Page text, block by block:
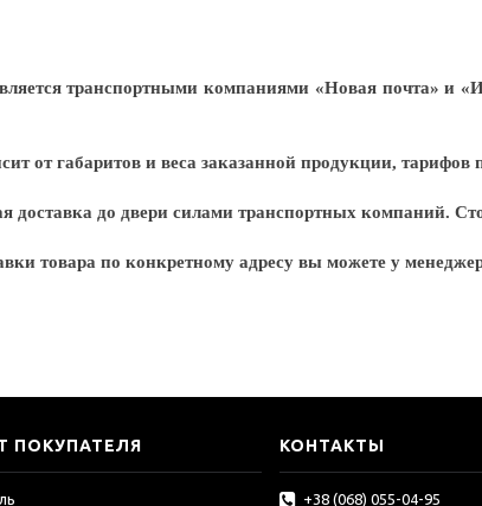
транспортными компаниями «Новая почта» и
от габаритов и веса заказанной продукции, тарифов
доставка до двери силами транспортных компаний.
товара по конкретному адресу вы можете у
ПОКУПАТЕЛЯ КОНТАКТЫ
+38 (068) 055-04-95